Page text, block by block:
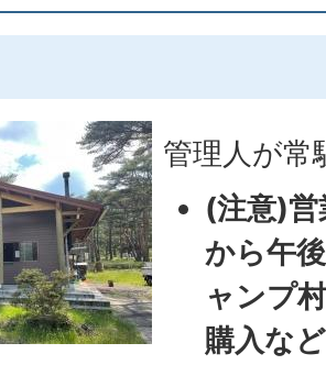
管理人が常
(注意)
から午
ャンプ
購入な